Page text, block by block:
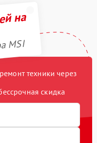
на
MSI
техники через
скидка